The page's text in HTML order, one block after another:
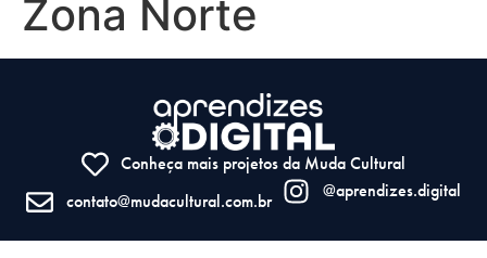
Zona Norte
Conheça mais projetos da Muda Cultural
contato@mudacultural.com.br
@aprendizes.digital